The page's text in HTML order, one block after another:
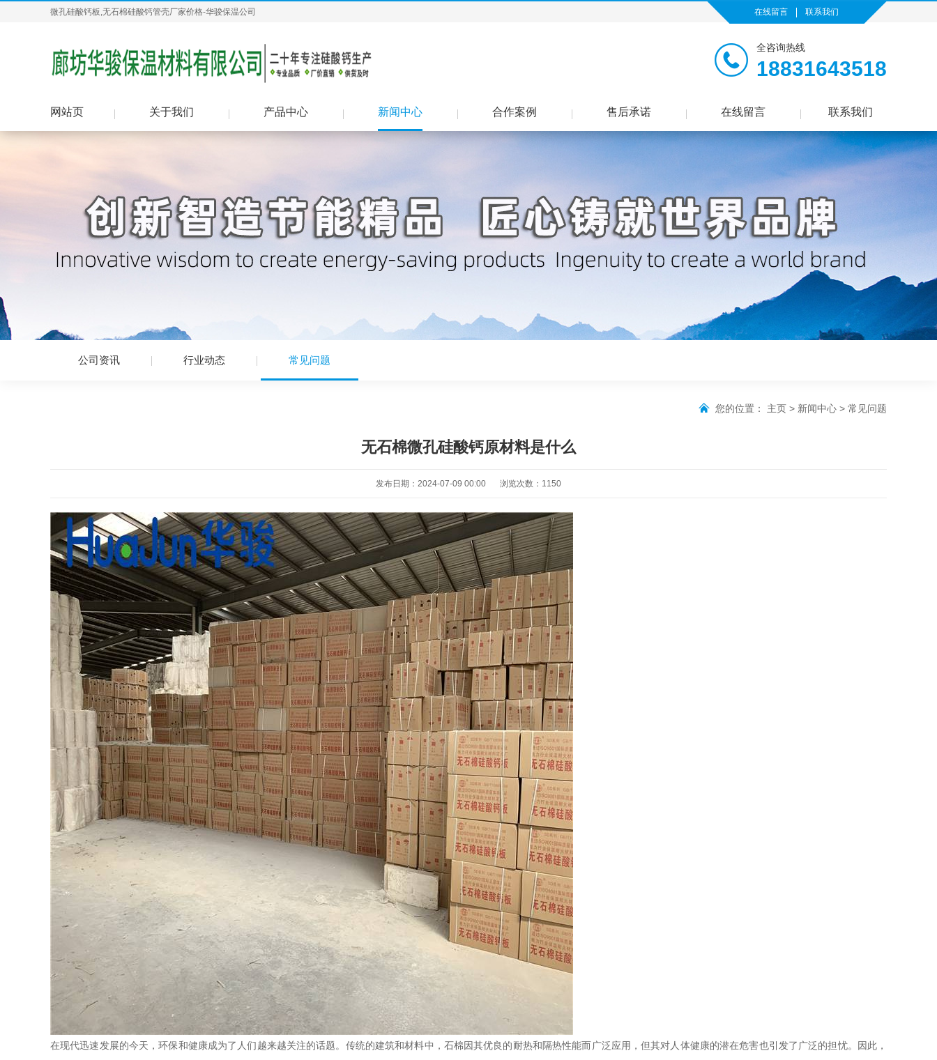
微孔硅酸钙板,无石棉硅酸钙管壳厂家价格-华骏保温公司 在线留言 联系我们
全咨询热线
18831643518
网站页 关于我们 产品中心 新闻中心 合作案例 售后承诺 在线留言 联系我们
公司资讯 行业动态 常见问题
您的位置： 主页 > 新闻中心 > 常见问题
无石棉微孔硅酸钙原材料是什么
发布日期：2024-07-09 00:00 浏览次数： 1150
在现代迅速发展的今天，环保和健康成为了人们越来越关注的话题。传统的建筑和材料中，石棉因其优良的耐热和隔热性能而广泛应用，但其对人体健康的潜在危害也引发了广泛的担忧。因此，